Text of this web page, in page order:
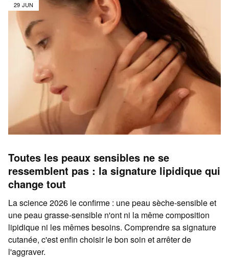
29 JUN
Toutes les peaux sensibles ne se
ressemblent pas : la signature lipidique qui
change tout
La science 2026 le confirme : une peau sèche-sensible et
une peau grasse-sensible n'ont ni la même composition
lipidique ni les mêmes besoins. Comprendre sa signature
cutanée, c'est enfin choisir le bon soin et arrêter de
l'aggraver.